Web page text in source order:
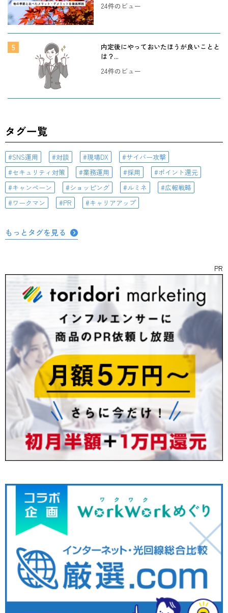
24件のビュー
内定後にやっておいたほうが良いことと
は？...
24件のビュー
タグ一覧
SNS運用 対談 現場DX
サイバー攻撃
セキュリティ対策
業務運用 採用
ポイント還元
キャンペーン
ショッピング ルミネ
広報戦略
ワークマン
PR キャリアアップ
もっとタグを見る
PR